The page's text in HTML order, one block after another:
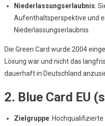
Niederlassungserlaubnis:
Aufenthaltsperspektive und
Niederlassungserlaubnis.
Die Green Card wurde 2004
Lösung war und nicht das
dauerhaft in Deutschland
2. Blue Card EU
Zielgruppe: